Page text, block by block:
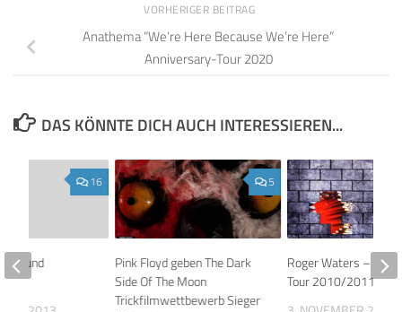
VORHERIGER BEITRAG
Anathema “We’re Here Because We’re Here”
Anniversary-Tour 2020
DAS KÖNNTE DICH AUCH INTERESSIEREN...
5
Pink Floyd geben The Dark
Side Of The Moon
Trickfilmwettbewerb Sieger
Roger Waters – The
Tour 2010/2011
16
und